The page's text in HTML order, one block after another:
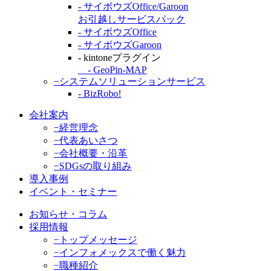
- サイボウズOffice/Garoon
お引越しサービスパック
- サイボウズOffice
- サイボウズGaroon
- kintoneプラグイン
- GeoPin-MAP
−システムソリューションサービス
- BizRobo!
会社案内
−経営理念
−代表あいさつ
−会社概要・沿革
−SDGsの取り組み
導入事例
イベント・セミナー
お知らせ・コラム
採用情報
−トップメッセージ
−インフォメックスで働く魅力
−職種紹介